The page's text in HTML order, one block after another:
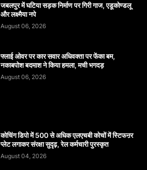
जबलपुर में घटिया सड़क निर्माण पर गिरी गाज, एडूकोण्डलू
और लक्ष्मैया नपे
August 06, 2026
फ्लाई ओवर पर कार सवार अधिवक्ता पर फेंका बम,
नकाबपोश बदमाश ने किया हमला, मची भगदड़
August 06, 2026
कोचिंग डिपो में 500 से अधिक एलएचबी कोचों में स्टिफऩर
प्लेट लगाकर संरक्षा सुदृढ़, रेल कर्मचारी पुरस्कृत
August 04, 2026